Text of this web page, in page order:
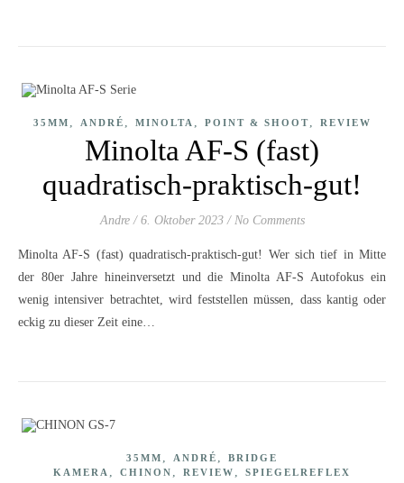
35MM , ANDRÉ , MINOLTA , POINT & SHOOT, REVIEW
Minolta AF-S (fast)
quadratisch-praktisch-gut!
Andre / 6. Oktober 2023 / No Comments
Minolta AF-S (fast) quadratisch-praktisch-gut! Wer sich tief in Mitte
der 80er Jahre hineinversetzt und die Minolta AF-S Autofokus ein
wenig intensiver betrachtet, wird feststellen müssen, dass kantig oder
eckig zu dieser Zeit eine…
35MM , ANDRÉ ,
BRIDGE
KAMERA , CHINON , REVIEW , SPIEGELREFLEX